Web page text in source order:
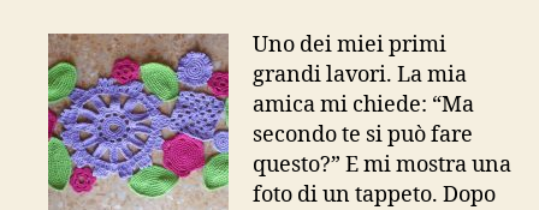
Uno dei miei primi
grandi lavori. La mia
amica mi chiede: “Ma
secondo te si può fare
questo?” E mi mostra una
foto di un tappeto. Dopo